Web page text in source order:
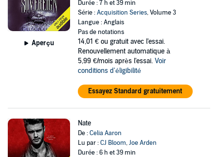
Aperçu
Durée : 7 h et 39 min
Série :Acquisition Series, Volume 3
Langue : Anglais
Pas de notations
14,01 € ou gratuit avec l'essai.
Renouvellement automatique à
5,99 €/mois après l'essai. Voir
conditions d'éligibilité
Essayez Standard gratuitement
Nate
De :Celia Aaron
Lu par :CJ Bloom,Joe Arden
Durée : 6 h et 39 min